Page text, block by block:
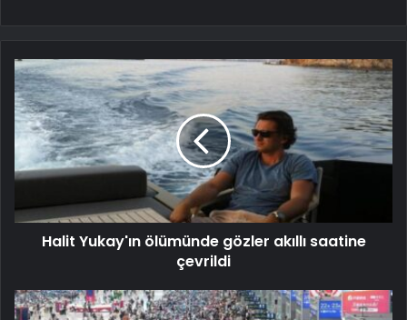
Halit Yukay'ın ölümünde gözler akıllı saatine
çevrildi